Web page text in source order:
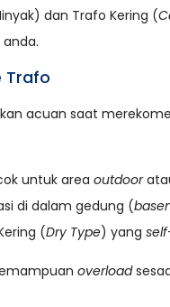
dan Trafo Kering (
Trafo
acuan saat
untuk area outdoor
di dalam gedung (
(Dry Type) yang
overload